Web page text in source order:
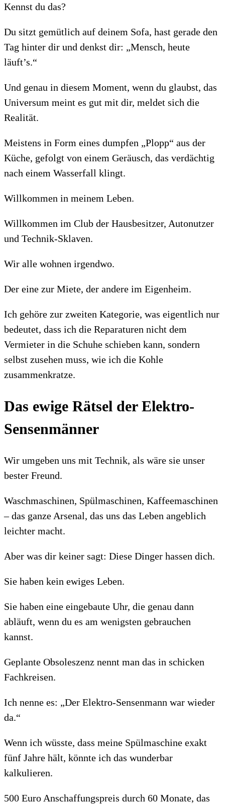
Kennst du das?
Du sitzt gemütlich auf deinem Sofa, hast gerade den
Tag hinter dir und denkst dir: „Mensch, heute
läuft’s.“
Und genau in diesem Moment, wenn du glaubst, das
Universum meint es gut mit dir, meldet sich die
Realität.
Meistens in Form eines dumpfen „Plopp“ aus der
Küche, gefolgt von einem Geräusch, das verdächtig
nach einem Wasserfall klingt.
Willkommen in meinem Leben.
Willkommen im Club der Hausbesitzer, Autonutzer
und Technik-Sklaven.
Wir alle wohnen irgendwo.
Der eine zur Miete, der andere im Eigenheim.
Ich gehöre zur zweiten Kategorie, was eigentlich nur
bedeutet, dass ich die Reparaturen nicht dem
Vermieter in die Schuhe schieben kann, sondern
selbst zusehen muss, wie ich die Kohle
zusammenkratze.
Das ewige Rätsel der Elektro-
Sensenmänner
Wir umgeben uns mit Technik, als wäre sie unser
bester Freund.
Waschmaschinen, Spülmaschinen, Kaffeemaschinen
– das ganze Arsenal, das uns das Leben angeblich
leichter macht.
Aber was dir keiner sagt: Diese Dinger hassen dich.
Sie haben kein ewiges Leben.
Sie haben eine eingebaute Uhr, die genau dann
abläuft, wenn du es am wenigsten gebrauchen
kannst.
Geplante Obsoleszenz nennt man das in schicken
Fachkreisen.
Ich nenne es: „Der Elektro-Sensenmann war wieder
da.“
Wenn ich wüsste, dass meine Spülmaschine exakt
fünf Jahre hält, könnte ich das wunderbar
kalkulieren.
500 Euro Anschaffungspreis durch 60 Monate, das